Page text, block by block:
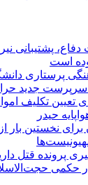
پشتیبانی
است
پرستاری
سرپرست جدید
تکلیف
حیدر
نخستین بار
پرونده قتل
حکمی